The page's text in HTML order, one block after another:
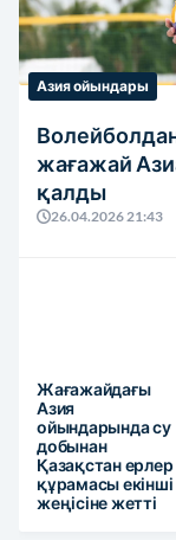
Азия ойындары
жағажай
қалды
26.04.2026 21:43
Жағажайдағы
Азия
ойындарында су
добынан
Қазақстан ерлер
құрамасы екінші
жеңісіне жетті